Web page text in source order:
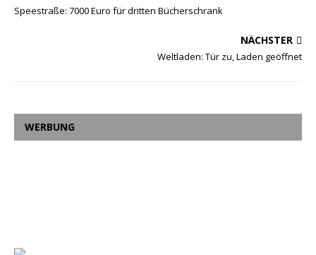
Speestraße: 7000 Euro für dritten Bücherschrank
NÄCHSTER
Weltladen: Tür zu, Laden geöffnet
WERBUNG